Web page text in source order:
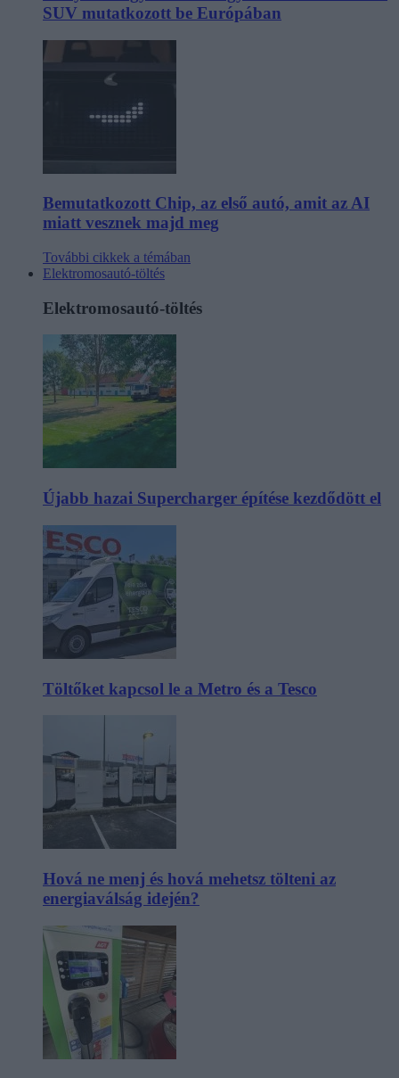
SUV mutatkozott be Európában
Bemutatkozott Chip, az első autó, amit az AI
miatt vesznek majd meg
További cikkek a témában
Elektromosautó-töltés
Elektromosautó-töltés
Újabb hazai Supercharger építése kezdődött el
Töltőket kapcsol le a Metro és a Tesco
Hová ne menj és hová mehetsz tölteni az
energiaválság idején?